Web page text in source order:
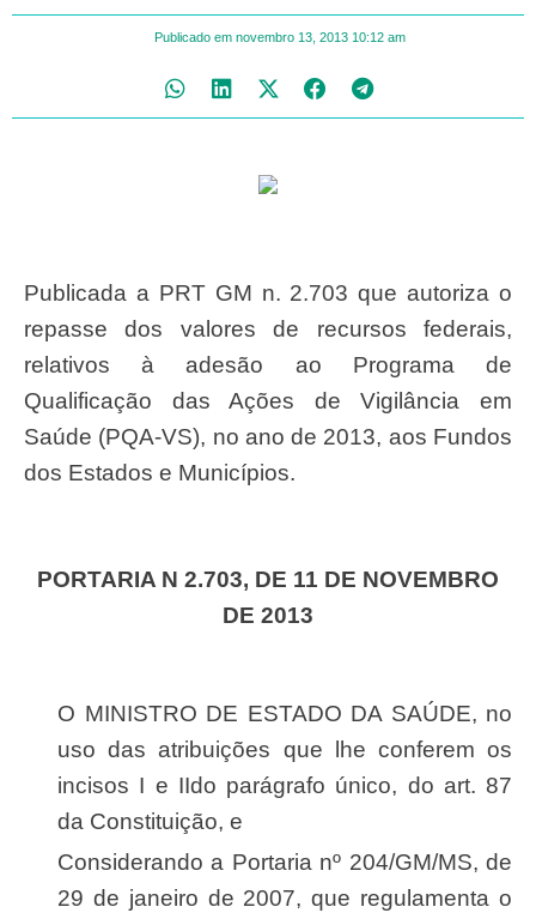
Publicado em novembro 13, 2013 10:12 am
Publicada a PRT GM n. 2.703 que autoriza o
repasse dos valores de recursos federais,
relativos à adesão ao Programa de
Qualificação das Ações de Vigilância em
Saúde (PQA-VS), no ano de 2013, aos Fundos
dos Estados e Municípios.
PORTARIA N 2.703, DE 11 DE NOVEMBRO
DE 2013
O MINISTRO DE ESTADO DA SAÚDE, no
uso das atribuições que lhe conferem os
incisos I e IIdo parágrafo único, do art. 87
da Constituição, e
Considerando a Portaria nº 204/GM/MS, de
29 de janeiro de 2007, que regulamenta o